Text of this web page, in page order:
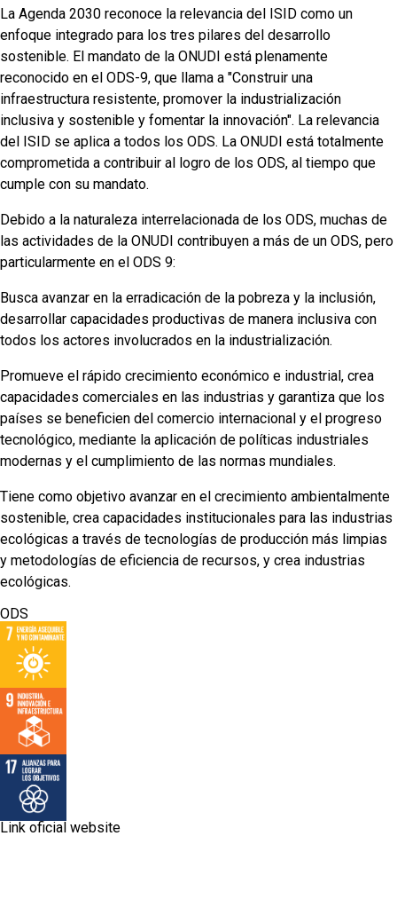
La Agenda 2030 reconoce la relevancia del ISID como un
enfoque integrado para los tres pilares del desarrollo
sostenible. El mandato de la ONUDI está plenamente
reconocido en el ODS-9, que llama a "Construir una
infraestructura resistente, promover la industrialización
inclusiva y sostenible y fomentar la innovación". La relevancia
del ISID se aplica a todos los ODS. La ONUDI está totalmente
comprometida a contribuir al logro de los ODS, al tiempo que
cumple con su mandato.
Debido a la naturaleza interrelacionada de los ODS, muchas de
las actividades de la ONUDI contribuyen a más de un ODS, pero
particularmente en el ODS 9:
Busca avanzar en la erradicación de la pobreza y la inclusión,
desarrollar capacidades productivas de manera inclusiva con
todos los actores involucrados en la industrialización.
Promueve el rápido crecimiento económico e industrial, crea
capacidades comerciales en las industrias y garantiza que los
países se beneficien del comercio internacional y el progreso
tecnológico, mediante la aplicación de políticas industriales
modernas y el cumplimiento de las normas mundiales.
Tiene como objetivo avanzar en el crecimiento ambientalmente
sostenible, crea capacidades institucionales para las industrias
ecológicas a través de tecnologías de producción más limpias
y metodologías de eficiencia de recursos, y crea industrias
ecológicas.
ODS
Link oficial website